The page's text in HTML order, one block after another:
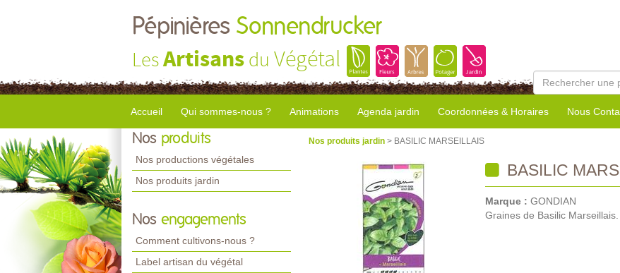
Pépinières Sonnendrucker
LesArtisans du Végétal
Accueil Qui sommes-nous ? Animations Agenda jardin Coordonnées & Horaires Nous
Nos produits
Nos productions végétales
Nos produits jardin
Nos engagements
Comment cultivons-nous ?
Label artisan du végétal
Nos produits jardin > BASILIC MARSEILLAIS
BASILIC
Marque : GONDIAN
Graines de Basilic Marseillais.